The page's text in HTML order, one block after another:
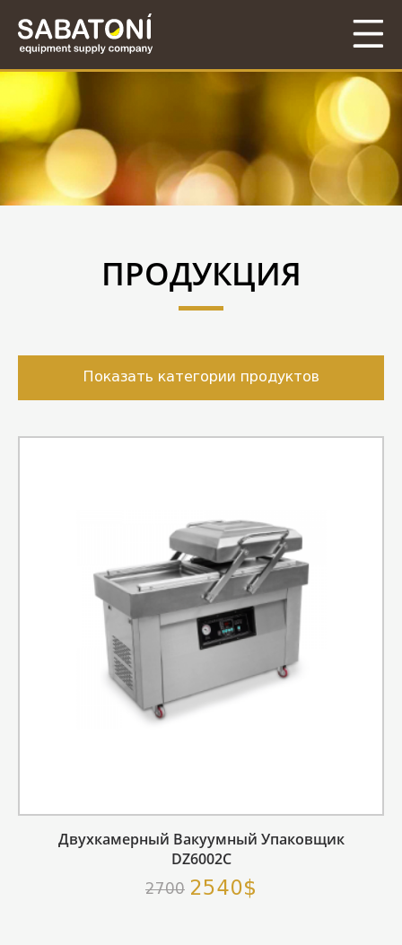
ПРОДУКЦИЯ
Показать категории продуктов
Двухкамерный Вакуумный Упаковщик
DZ6002C
2700 2540$